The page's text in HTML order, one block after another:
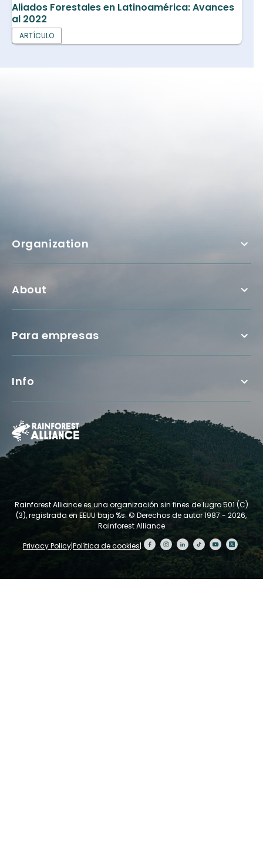
Aliados Forestales en Latinoamérica: Avances
al 2022
ARTÍCULO
Organization
About
Para empresas
Info
Rainforest Alliance es una organización sin fines de lugro 501 (C)
(3), registrada en EEUU bajo %s. © Derechos de autor 1987 - 2026,
Rainforest Alliance
Privacy Policy|Política de cookies|